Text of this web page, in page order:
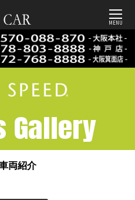
MENU
Gallery
両紹介